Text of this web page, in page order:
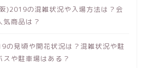
)2019の混雑状況や入場方法は？会
気商品は？
の見頃や開花状況は？混雑状況や駐
スや駐車場はある？